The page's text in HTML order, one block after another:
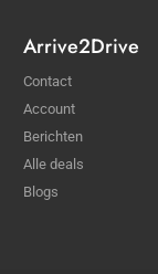
Arrive2Drive
Contact
Account
Berichten
Alle deals
Blogs